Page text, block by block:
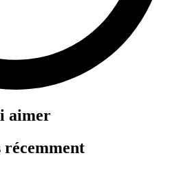
aimer
récemment